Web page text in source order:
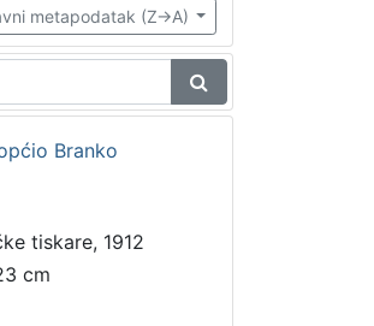
metapodatak (Z->A)
Branko
tiskare, 1912
cm